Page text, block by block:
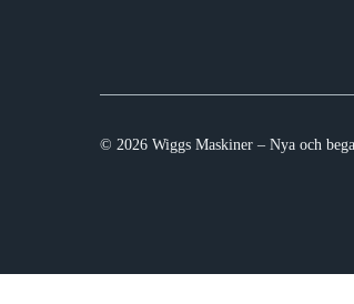
© 2026 Wiggs Maskiner – Nya och